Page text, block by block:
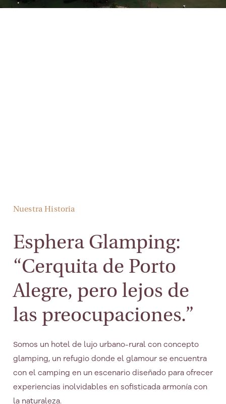
Nuestra Historia
Esphera Glamping:
“Cerquita de Porto
Alegre, pero lejos de
las preocupaciones.”
Somos un hotel de lujo urbano-rural con concepto
glamping, un refugio donde el glamour se encuentra
con el camping en un escenario diseñado para ofrecer
experiencias inolvidables en sofisticada armonía con
la naturaleza.